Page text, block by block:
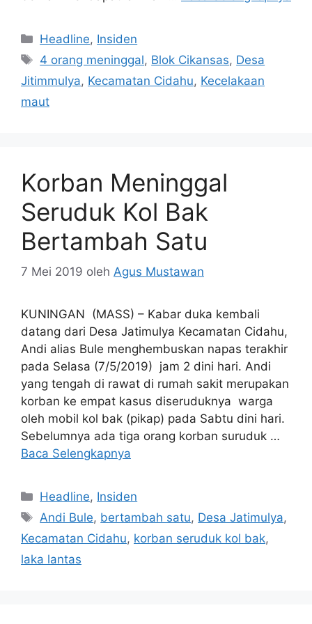
Kategori
Headline, Insiden
Tag
4 orang meninggal, Blok Cikansas, Desa
Jitimmulya, Kecamatan Cidahu, Kecelakaan
maut
Korban Meninggal
Seruduk Kol Bak
Bertambah Satu
7 Mei 2019 oleh Agus Mustawan
KUNINGAN (MASS) – Kabar duka kembali
datang dari Desa Jatimulya Kecamatan Cidahu,
Andi alias Bule menghembuskan napas terakhir
pada Selasa (7/5/2019) jam 2 dini hari. Andi
yang tengah di rawat di rumah sakit merupakan
korban ke empat kasus diseruduknya warga
oleh mobil kol bak (pikap) pada Sabtu dini hari.
Sebelumnya ada tiga orang korban suruduk …
Baca Selengkapnya
Kategori
Headline, Insiden
Tag
Andi Bule, bertambah satu, Desa Jatimulya,
Kecamatan Cidahu, korban seruduk kol bak,
laka lantas